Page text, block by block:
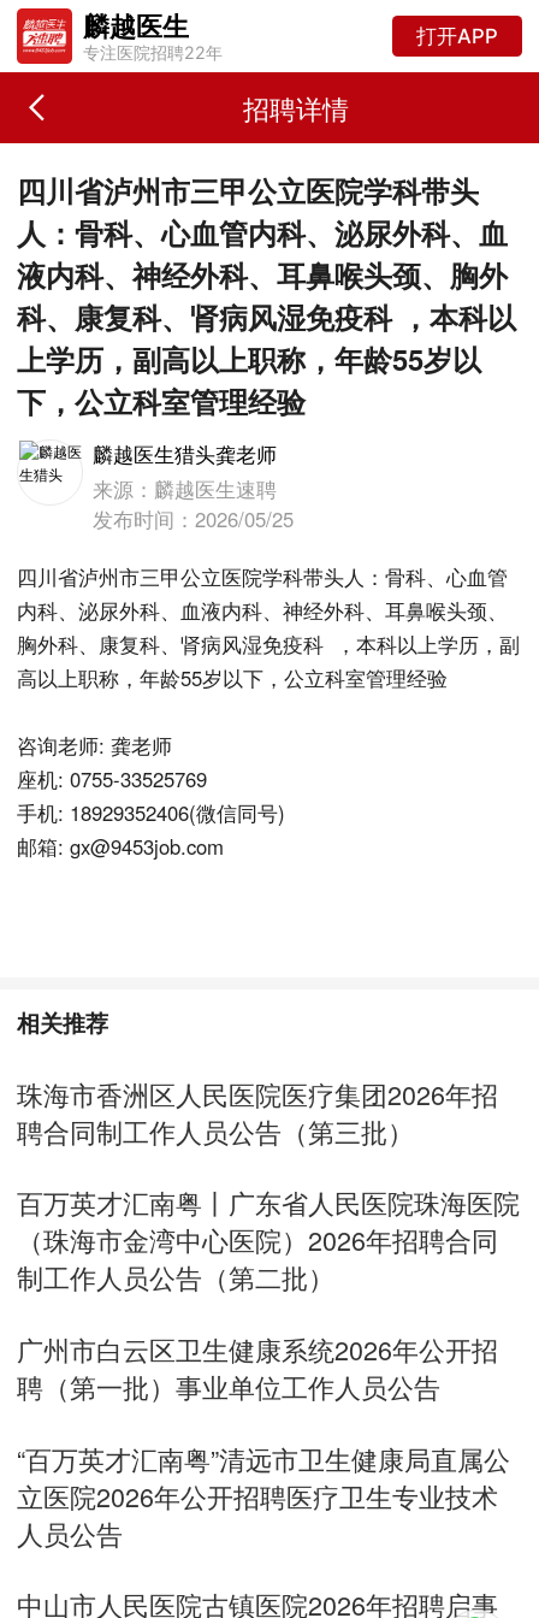
麟越医生
专注医院招聘22年
打开APP
招聘详情
四川省泸州市三甲公立医院学科带头
人：骨科、心血管内科、泌尿外科、血
液内科、神经外科、耳鼻喉头颈、胸外
科、康复科、肾病风湿免疫科 ，本科以
上学历，副高以上职称，年龄55岁以
下，公立科室管理经验
麟越医生猎头龚老师
来源：麟越医生速聘
发布时间：2026/05/25
四川省泸州市三甲公立医院学科带头人：骨科、心血管
内科、泌尿外科、血液内科、神经外科、耳鼻喉头颈、
胸外科、康复科、肾病风湿免疫科 ，本科以上学历，副
高以上职称，年龄55岁以下，公立科室管理经验
咨询老师: 龚老师
座机: 0755-33525769
手机: 18929352406(微信同号)
邮箱: gx@9453job.com
相关推荐
珠海市香洲区人民医院医疗集团2026年招
聘合同制工作人员公告（第三批）
百万英才汇南粤丨广东省人民医院珠海医院
（珠海市金湾中心医院）2026年招聘合同
制工作人员公告（第二批）
广州市白云区卫生健康系统2026年公开招
聘（第一批）事业单位工作人员公告
“百万英才汇南粤”清远市卫生健康局直属公
立医院2026年公开招聘医疗卫生专业技术
人员公告
中山市人民医院古镇医院2026年招聘启事